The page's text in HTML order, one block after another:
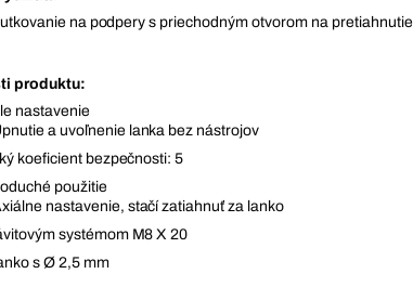
na podpery s priechodným otvorom na pretiahnutie
produktu:
nastavenie
a uvoľnenie lanka bez nástrojov
koeficient bezpečnosti: 5
použitie
nastavenie, stačí zatiahnuť za lanko
systémom M8 X 20
s Ø 2,5 mm